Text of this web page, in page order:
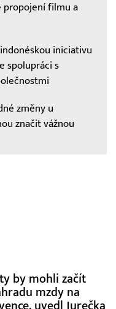
propojení filmu a
iniciativu
spolupráci s
změny u
značit vážnou
by mohli začít
mzdy na
uvedl Jurečka